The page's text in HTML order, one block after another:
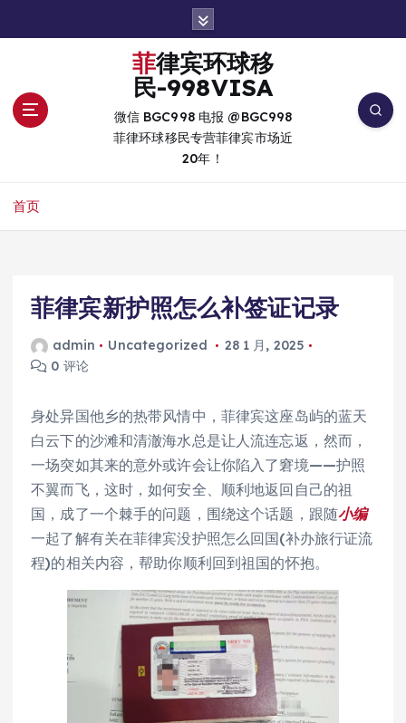
菲律宾环球移
民-998VISA
微信 BGC998 电报 @BGC998
菲律环球移民专营菲律宾市场近
20年！
首页
菲律宾新护照怎么补签证记录
admin Uncategorized
28 1 月, 2025
0 评论
身处异国他乡的热带风情中，菲律宾这座岛屿的蓝天
白云下的沙滩和清澈海水总是让人流连忘返，然而，
一场突如其来的意外或许会让你陷入了窘境——护照
不翼而飞，这时，如何安全、顺利地返回自己的祖
国，成了一个棘手的问题，围绕这个话题，跟随小编
一起了解有关在菲律宾没护照怎么回国(补办旅行证流
程)的相关内容，帮助你顺利回到祖国的怀抱。